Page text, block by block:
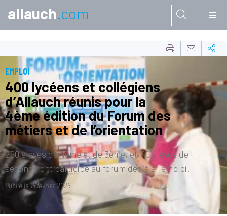
allauch.com
EMPLOI
400 lycéens et collégiens
d’Allauch réunis pour la
4ème édition du Forum des
métiers et de l’orientation
290 élèves de 4ème et de 3ème, et 110 élèves de
seconde ont participé au forum dédié à l'emploi.
Publié le 16 février 2026